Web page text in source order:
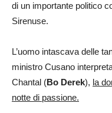
di un importante politico
Sirenuse.
L’uomo intascava delle
ministro Cusano
Chantal (Bo Derek), la
notte di passione.